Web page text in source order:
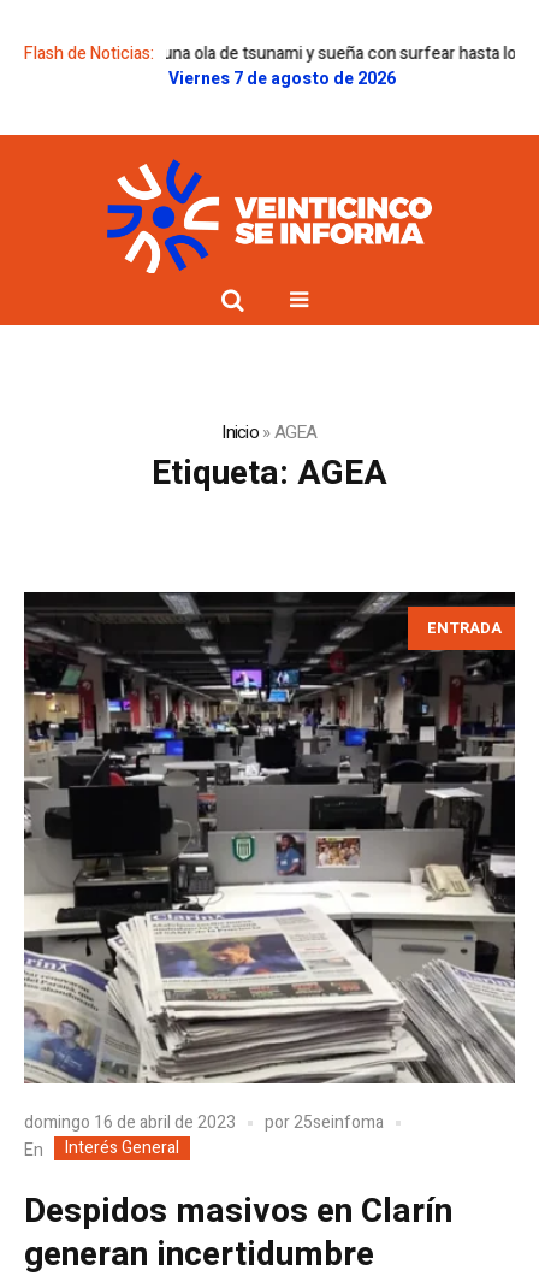
Flash de Noticias:
corrió una ola de tsunami y sueña con surfear hasta los 100 años
Viernes 7 de agosto de 2026
Inicio»AGEA
Etiqueta: AGEA
ENTRADA
domingo 16 de abril de 2023 por25seinfoma
En
Interés General
Despidos masivos en Clarín
generan incertidumbre